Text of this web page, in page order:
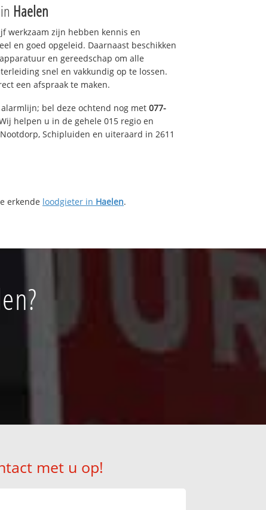
Haelen
werkzaam zijn hebben kennis en
en goed opgeleid. Daarnaast beschikken
en gereedschap om alle
snel en vakkundig op te lossen.
een afspraak te maken.
bel deze ochtend nog met 077-
helpen u in de gehele 015 regio en
Schipluiden en uiteraard in 2611
erkende loodgieter in Haelen.
met u op!